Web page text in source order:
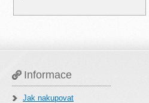
Informace
Jak nakupovat